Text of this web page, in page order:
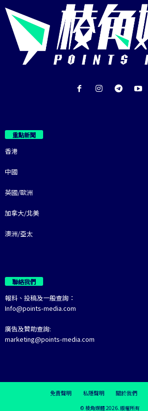
重點新聞
香港
中國
英國/歐洲
加拿大/北美
澳洲/亞太
聯絡我們
報料、投稿及一般查詢：
Info@points-media.com
廣告及贊助查詢:
marketing@points-media.com
免責聲明 私隱聲明 關於我們
© 棱角媒體 2026. 版權所有